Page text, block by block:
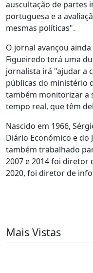
auscultação de partes
portuguesa e a
mesmas políticas".
O jornal avançou
Figueiredo terá uma
jornalista irá "ajudar a
públicas do ministério
também monitorizar a
tempo real, que têm
Nascido em 1966,
Diário Económico e do
também trabalhado
2007 e 2014 foi diretor
2020, foi diretor de
Mais Vistas